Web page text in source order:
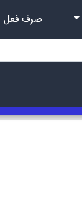
صرف فعل